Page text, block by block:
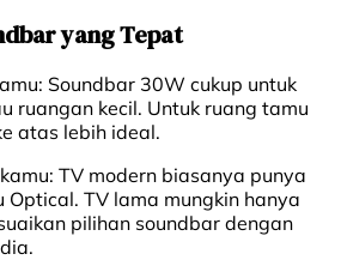
yang Tepat
: Soundbar 30W cukup untuk
ruangan kecil. Untuk ruang tamu
atas lebih ideal.
: TV modern biasanya punya
Optical. TV lama mungkin hanya
pilihan soundbar dengan